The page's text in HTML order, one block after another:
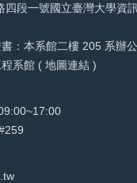
四段一號國立臺灣大學資
：本系館二樓 205 系辦
系館 ( 地圖連結 )